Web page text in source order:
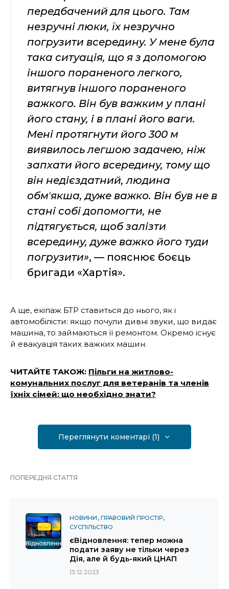
передбачений для цього. Там
незручні люки, їх незручно
погрузити всередину. У мене була
така ситуація, що я з допомогою
іншого пораненого легкого,
витягнув іншого пораненого
важкого. Він був важким у плані
його стану, і в плані його ваги.
Мені протягнути його 300 м
виявилось легшою задачею, ніж
запхати його всередину, тому що
він недієздатний, людина
обмʼякша, дуже важко. Він був не в
стані собі допомогти, не
підтягується, щоб залізти
всередину, дуже важко його туди
погрузити», — пояснює боєць
бригади «Хартія».
А ще, екіпаж БТР ставиться до нього, як і
автомобілісти: якщо почули дивні звуки, що видає
машина, то займаються її ремонтом. Окремо існує
й евакуація таких важких машин.
ЧИТАЙТЕ ТАКОЖ: Пільги на житлово-
комунальних послуг для ветеранів та членів
їхніх сімей: що необхідно знати?
Переглянути коментарі (1)
ПОПЕРЕДНЯ СТАТТЯ
НОВИНИ ПРАВОВИЙ ПРОСТІР
СУСПІЛЬСТВО
єВідновлення: тепер можна
подати заяву не тільки через
Дія, але й будь-який ЦНАП
13.12.2023